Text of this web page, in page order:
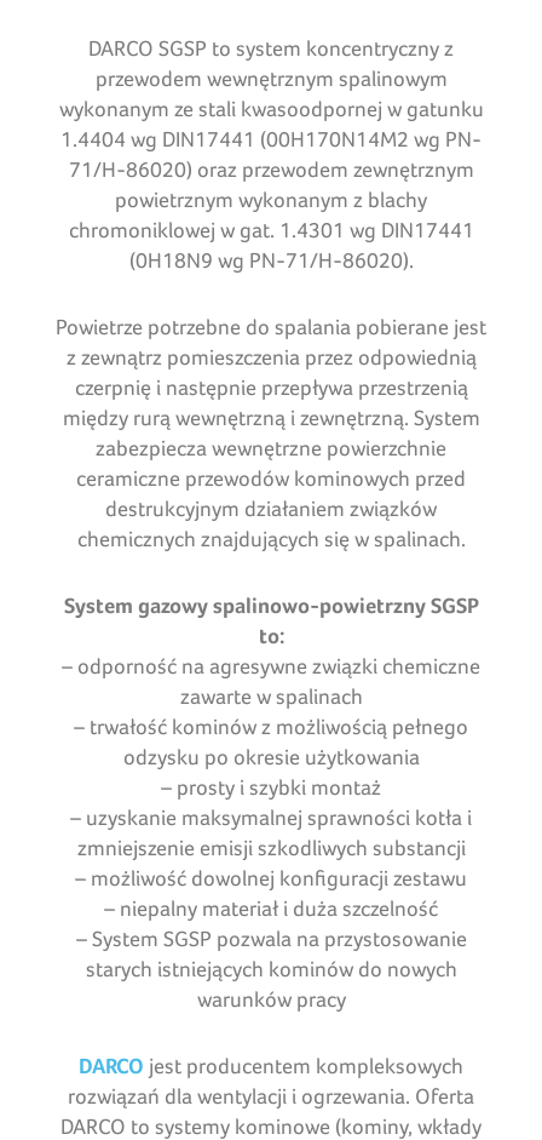
DARCO SGSP to system koncentryczny z
przewodem wewnętrznym spalinowym
wykonanym ze stali kwasoodpornej w gatunku
1.4404 wg DIN17441 (00H170N14M2 wg PN-
71/H-86020) oraz przewodem zewnętrznym
powietrznym wykonanym z blachy
chromoniklowej w gat. 1.4301 wg DIN17441
(0H18N9 wg PN-71/H-86020).
Powietrze potrzebne do spalania pobierane jest
z zewnątrz pomieszczenia przez odpowiednią
czerpnię i następnie przepływa przestrzenią
między rurą wewnętrzną i zewnętrzną. System
zabezpiecza wewnętrzne powierzchnie
ceramiczne przewodów kominowych przed
destrukcyjnym działaniem związków
chemicznych znajdujących się w spalinach.
System gazowy spalinowo-powietrzny SGSP
to:
– odporność na agresywne związki chemiczne
zawarte w spalinach
– trwałość kominów z możliwością pełnego
odzysku po okresie użytkowania
– prosty i szybki montaż
– uzyskanie maksymalnej sprawności kotła i
zmniejszenie emisji szkodliwych substancji
– możliwość dowolnej konfiguracji zestawu
– niepalny materiał i duża szczelność
– System SGSP pozwala na przystosowanie
starych istniejących kominów do nowych
warunków pracy
DARCO jest producentem kompleksowych
rozwiązań dla wentylacji i ogrzewania. Oferta
DARCO to systemy kominowe (kominy, wkłady